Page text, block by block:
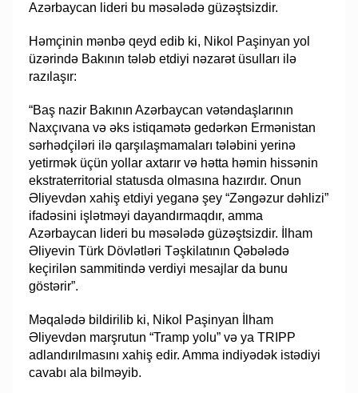
Azərbaycan lideri bu məsələdə güzəştsizdir.
Həmçinin mənbə qeyd edib ki, Nikol Paşinyan yol
üzərində Bakının tələb etdiyi nəzarət üsulları ilə
razılaşır:
“Baş nazir Bakının Azərbaycan vətəndaşlarının
Naxçıvana və əks istiqamətə gedərkən Ermənistan
sərhədçiləri ilə qarşılaşmamaları tələbini yerinə
yetirmək üçün yollar axtarır və hətta həmin hissənin
ekstraterritorial statusda olmasına hazırdır. Onun
Əliyevdən xahiş etdiyi yeganə şey “Zəngəzur dəhlizi”
ifadəsini işlətməyi dayandırmaqdır, amma
Azərbaycan lideri bu məsələdə güzəştsizdir. İlham
Əliyevin Türk Dövlətləri Təşkilatının Qəbələdə
keçirilən sammitində verdiyi mesajlar da bunu
göstərir”.
Məqalədə bildirilib ki, Nikol Paşinyan İlham
Əliyevdən marşrutun “Tramp yolu” və ya TRIPP
adlandırılmasını xahiş edir. Amma indiyədək istədiyi
cavabı ala bilməyib.